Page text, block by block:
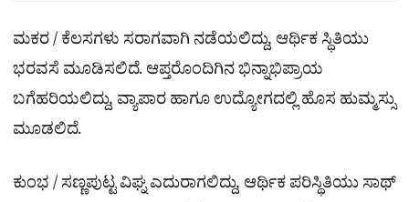
ಮಕರ / ಕೆಲಸಗಳು ಸರಾಗವಾಗಿ ನಡೆಯಲಿದ್ದು, ಆರ್ಥಿಕ ಸ್ಥಿತಿಯು
ಭರವಸೆ ಮೂಡಿಸಲಿದೆ. ಆಪ್ತರೊಂದಿಗಿನ ಭಿನ್ನಾಭಿಪ್ರಾಯ
ಬಗೆಹರಿಯಲಿದ್ದು, ವ್ಯಾಪಾರ ಹಾಗೂ ಉದ್ಯೋಗದಲ್ಲಿ ಹೊಸ ಹುಮ್ಮಸ್ಸು
ಮೂಡಲಿದೆ.
ಕುಂಭ / ಸಣ್ಣಪುಟ್ಟ ವಿಘ್ನ ಎದುರಾಗಲಿದ್ದು, ಆರ್ಥಿಕ ಪರಿಸ್ಥಿತಿಯು ಸಾಥ್